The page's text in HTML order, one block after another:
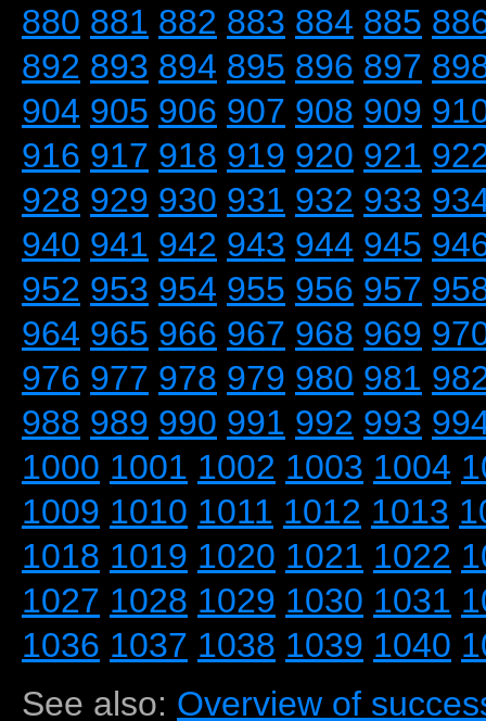
880 881 882 883 884 885
892 893 894 895 896 897
904 905 906 907 908 909
916 917 918 919 920 921
928 929 930 931 932 933
940 941 942 943 944 945
952 953 954 955 956 957
964 965 966 967 968 969
976 977 978 979 980 981
988 989 990 991 992 993
1000 1001 1002 1003 1004
1009 1010 1011 1012 1013
1018 1019 1020 1021 1022
1027 1028 1029 1030 1031
1036 1037 1038 1039 1040
See also: Overview of